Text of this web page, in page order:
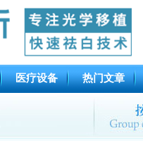
医疗设备 热门文章